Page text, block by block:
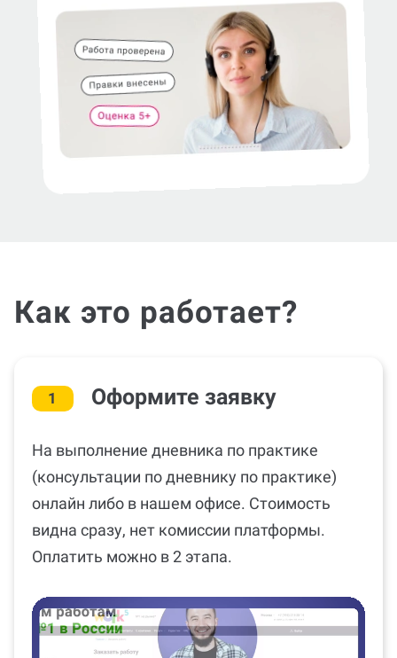
Как это работает?
1 Оформите заявку
На выполнение дневника по практике
(консультации по дневнику по практике)
онлайн либо в нашем офисе. Стоимость
видна сразу, нет комиссии платформы.
Оплатить можно в 2 этапа.